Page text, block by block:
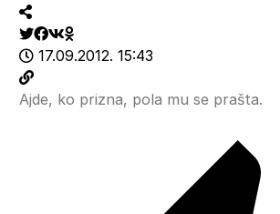
17.09.2012. 15:43
Ajde, ko prizna, pola mu se prašta.